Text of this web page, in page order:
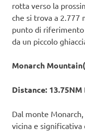
rotta verso la
che si trova a 2.777
punto di
da un piccolo
Monarch
Distance:
Dal monte
vicina e